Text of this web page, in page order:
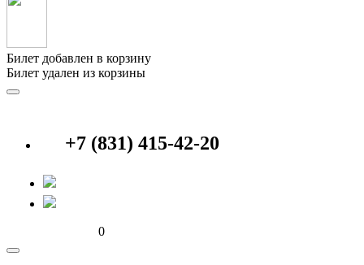
Билет добавлен в корзину
Билет удален из корзины
+7 (831) 415-42-20
0